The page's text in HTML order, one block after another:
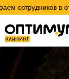
в отдел